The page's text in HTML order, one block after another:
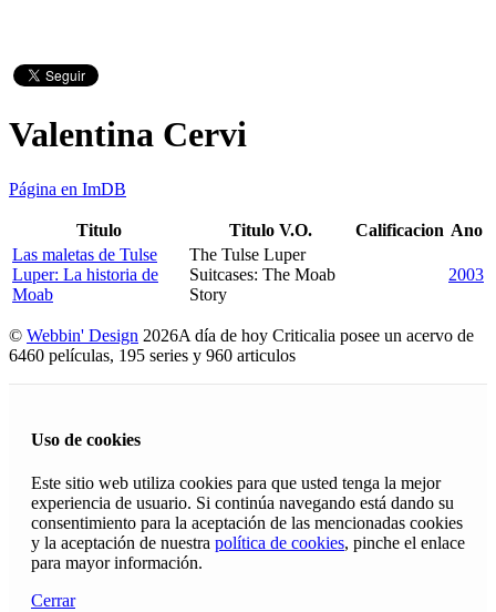
Valentina Cervi
Página en ImDB
Titulo Titulo V.O. Calificacion Ano
Las maletas de Tulse
Luper: La historia de
Moab
The Tulse Luper
Suitcases: The Moab
Story
2003
© Webbin' Design 2026A día de hoy Criticalia posee un acervo de
6460 películas, 195 series y 960 articulos
Uso de cookies
Este sitio web utiliza cookies para que usted tenga la mejor
experiencia de usuario. Si continúa navegando está dando su
consentimiento para la aceptación de las mencionadas cookies
y la aceptación de nuestra política de cookies, pinche el enlace
para mayor información.
Cerrar